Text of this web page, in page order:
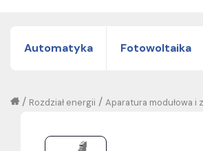
Automatyka Fotowoltaika
Aparatura modułowa i
/
Rozdział energii
/